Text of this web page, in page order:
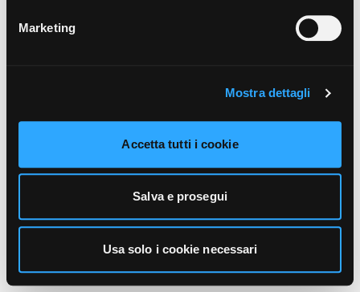
Marketing
Mostra dettagli
Accetta tutti i cookie
Salva e prosegui
Usa solo i cookie necessari